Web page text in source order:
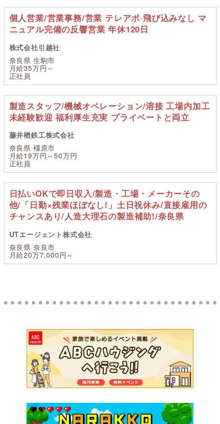
個人営業/営業事務/営業 テレアポ·飛び込みなし マ
ニュアル完備の反響営業 年休120日
株式会社引越社
奈良県 生駒市
月給35万円～
正社員
製造スタッフ/機械オペレーション/溶接 工場内加工
未経験歓迎 福利厚生充実 プライベートと両立
藤井楢鉄工株式会社
奈良県 橿原市
月給19万円～50万円
正社員
日払いOKで即日収入/製造・工場・メーカーその
他/「日勤×残業ほぼなし!」土日祝休み/直接雇用の
チャンスあり/人造大理石の製造補助!/奈良県
UTエージェント株式会社
奈良県 奈良市
月給20万7,000円～